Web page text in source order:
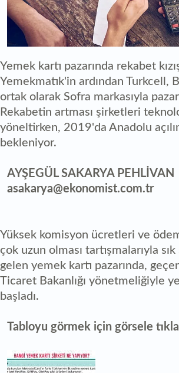
Yemek kartı pazarında rekabet
Yemekmatık'in ardından Turkcell,
ortak olarak Sofra markasıyla
Rekabetin artması şirketleri
yöneltirken, 2019'da Anadolu
bekleniyor.
AYŞEGÜL SAKARYA PEHLİVAN
asakarya@ekonomist.com.tr
Yüksek komisyon ücretleri ve
çok uzun olması tartışmalarıyla
gelen yemek kartı pazarında,
Ticaret Bakanlığı yönetmeliğiyle
başladı.
Tabloyu görmek için görsele